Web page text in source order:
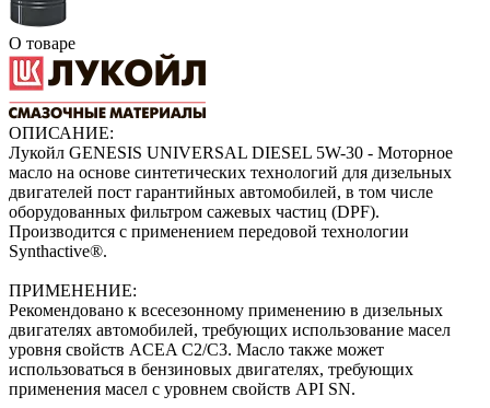
О товаре
ОПИСАНИЕ:
Лукойл GENESIS UNIVERSAL DIESEL 5W-30 - Моторное
масло на основе синтетических технологий для дизельных
двигателей пост гарантийных автомобилей, в том числе
оборудованных фильтром сажевых частиц (DPF).
Производится с применением передовой технологии
Synthactive®.
ПРИМЕНЕНИЕ:
Рекомендовано к всесезонному применению в дизельных
двигателях автомобилей, требующих использование масел
уровня свойств ACEA С2/C3. Масло также может
использоваться в бензиновых двигателях, требующих
применения масел с уровнем свойств API SN.